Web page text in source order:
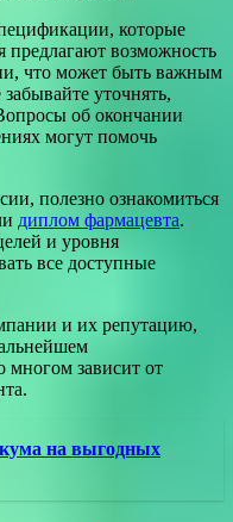
которые
предлагают возможность
что может быть важным
уточнять,
об окончании
могут помочь
полезно ознакомиться
диплом фармацевта.
и уровня
все доступные
и их репутацию,
многом зависит от
на выгодных